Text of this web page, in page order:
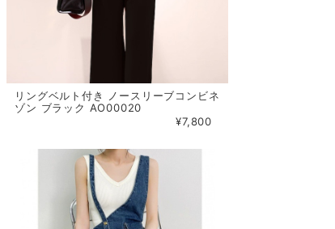
リングベルト付き ノースリーブコンビネ
ゾン ブラック AO00020
¥7,800